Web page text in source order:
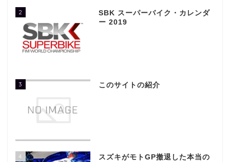
2
SBK スーパーバイク・カレンダ
ー 2019
3 このサイトの紹介
4
スズキがモトGP撤退した本当の